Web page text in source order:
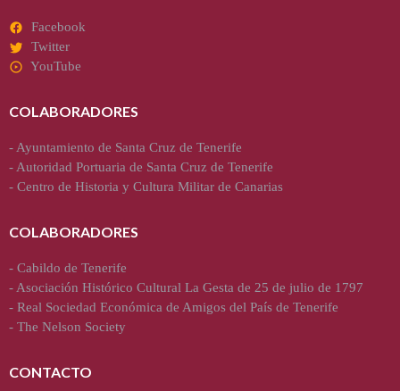
Facebook
Twitter
YouTube
COLABORADORES
- Ayuntamiento de Santa Cruz de Tenerife
- Autoridad Portuaria de Santa Cruz de Tenerife
- Centro de Historia y Cultura Militar de Canarias
COLABORADORES
- Cabildo de Tenerife
- Asociación Histórico Cultural La Gesta de 25 de julio de 1797
- Real Sociedad Económica de Amigos del País de Tenerife
- The Nelson Society
CONTACTO